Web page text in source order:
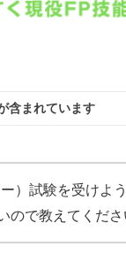
含まれています
）試験を受けよ
ので教えてくださ